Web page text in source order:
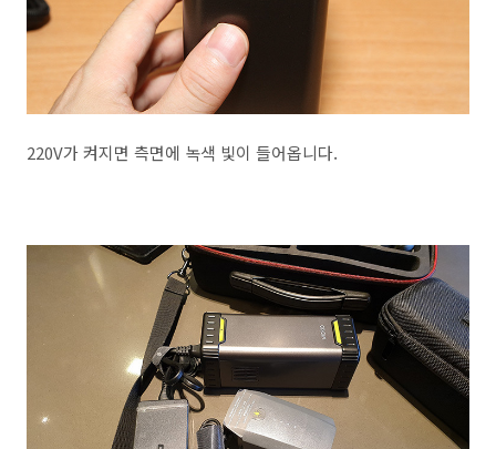
220V가 켜지면 측면에 녹색 빛이 들어옵니다.